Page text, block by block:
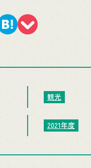
観光
2021年度